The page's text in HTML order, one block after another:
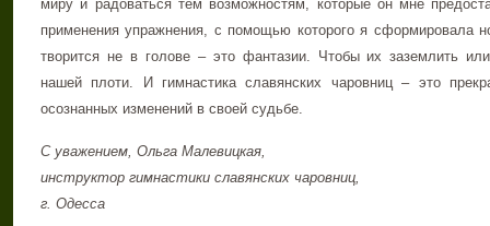
миру и радоваться тем возможностям, которые он мне
применения упражнения, с помощью которого я сформировала
творится не в голове – это фантазии. Чтобы их заземлить
нашей плоти. И гимнастика славянских чаровниц – это
осознанных изменений в своей судьбе.
С уважением, Ольга Малевицкая,
инструктор гимнастики славянских чаровниц,
г. Одесса